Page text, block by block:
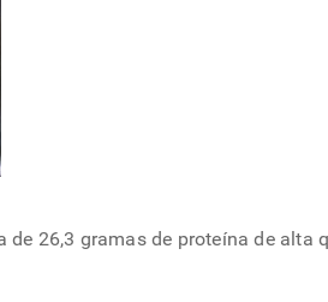
26,3 gramas de proteína de alta